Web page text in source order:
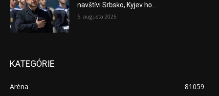
navštívi Srbsko, Kyjev ho...
6. augusta 2026
KATEGÓRIE
Aréna
81059